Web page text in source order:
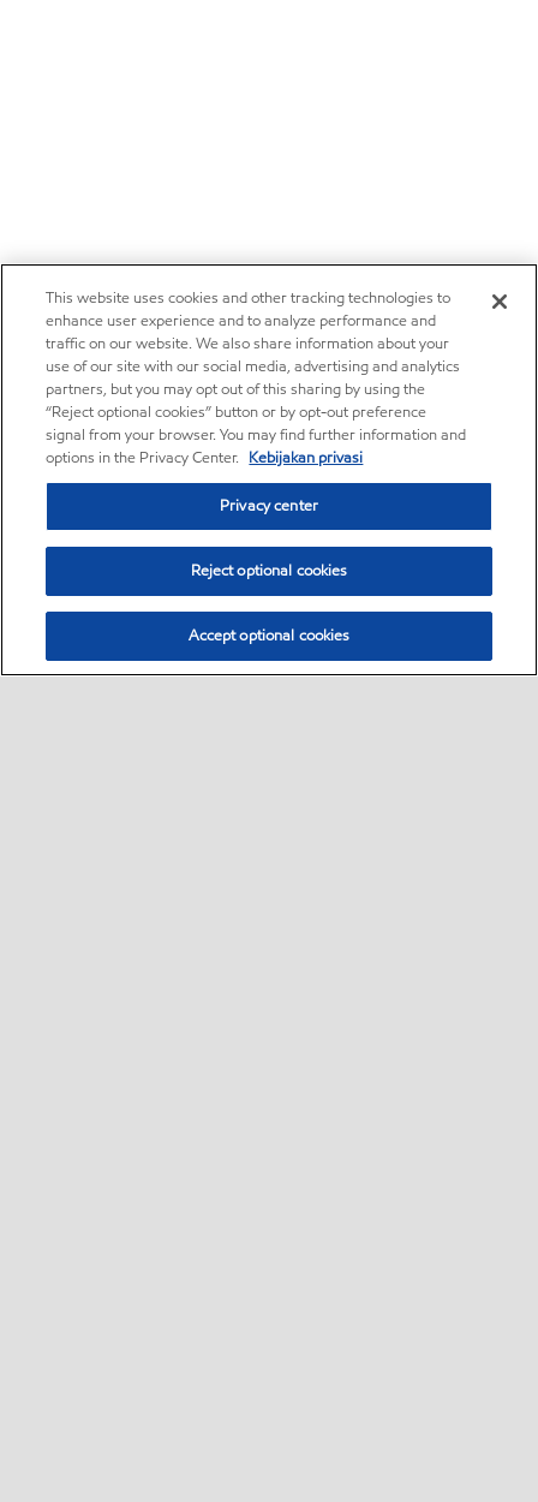
This website uses cookies and other tracking technologies to
enhance user experience and to analyze performance and
traffic on our website. We also share information about your
use of our site with our social media, advertising and analytics
partners, but you may opt out of this sharing by using the
“Reject optional cookies” button or by opt-out preference
signal from your browser. You may find further information and
options in the Privacy Center. Kebijakan privasi
Privacy center
Reject optional cookies
Accept optional cookies